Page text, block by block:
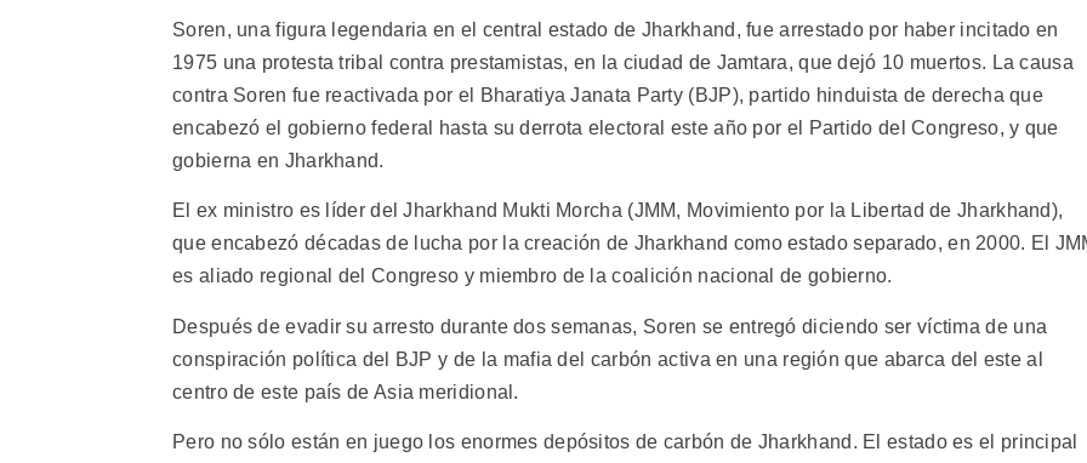
Soren, una figura legendaria en el central estado de Jharkhand, fue arrestado por haber incitado en
1975 una protesta tribal contra prestamistas, en la ciudad de Jamtara, que dejó 10 muertos. La causa
contra Soren fue reactivada por el Bharatiya Janata Party (BJP), partido hinduista de derecha que
encabezó el gobierno federal hasta su derrota electoral este año por el Partido del Congreso, y que
gobierna en Jharkhand.
El ex ministro es líder del Jharkhand Mukti Morcha (JMM, Movimiento por la Libertad de Jharkhand),
que encabezó décadas de lucha por la creación de Jharkhand como estado separado, en 2000. El
es aliado regional del Congreso y miembro de la coalición nacional de gobierno.
Después de evadir su arresto durante dos semanas, Soren se entregó diciendo ser víctima de una
conspiración política del BJP y de la mafia del carbón activa en una región que abarca del este al
centro de este país de Asia meridional.
Pero no sólo están en juego los enormes depósitos de carbón de Jharkhand. El estado es el principal